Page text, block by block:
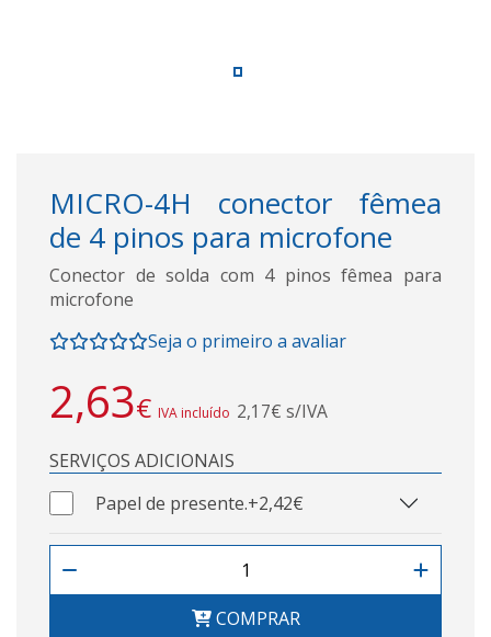
MICRO-4H conector fêmea
de 4 pinos para microfone
Conector de solda com 4 pinos fêmea para
microfone
Seja o primeiro a avaliar
2,63€ IVA incluído 2,17€ s/IVA
SERVIÇOS ADICIONAIS
Papel de presente.+2,42€
COMPRAR